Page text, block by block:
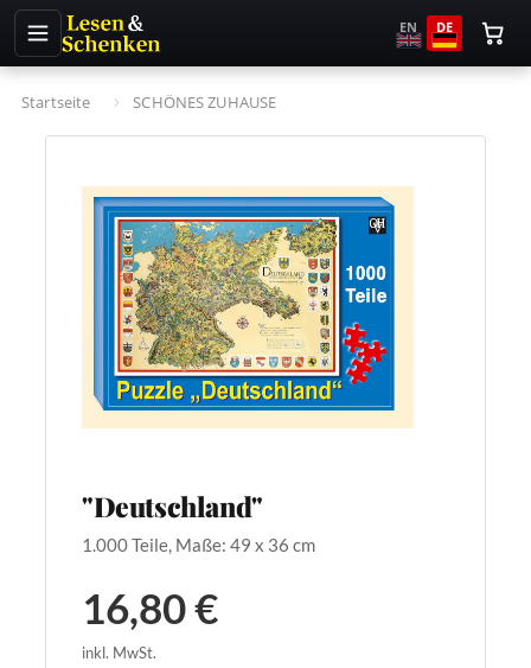
EN DE
Startseite SCHÖNES ZUHAUSE
"Deutschland"
1.000 Teile, Maße: 49 x 36 cm
16,80 €
inkl. MwSt.